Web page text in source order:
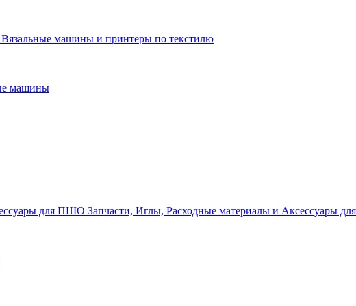
Вязальные машины и принтеры по текстилю
машины
Запчасти, Иглы, Расходные материалы и Аксессуары